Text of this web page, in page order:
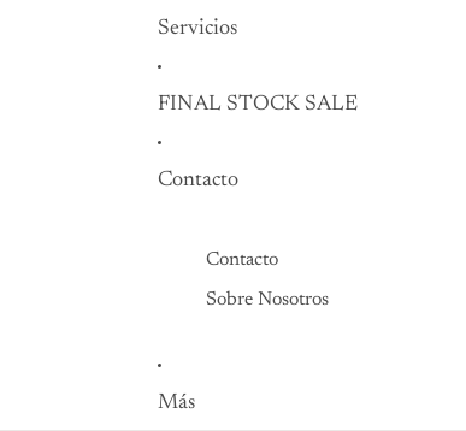
Servicios
FINAL STOCK SALE
Contacto
Contacto
Sobre Nosotros
Más